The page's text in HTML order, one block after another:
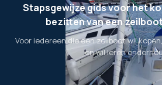
Stapsgewijze gids voor het
bezitten van een
Voor iedereen die een zeilboot wil
en wil leren